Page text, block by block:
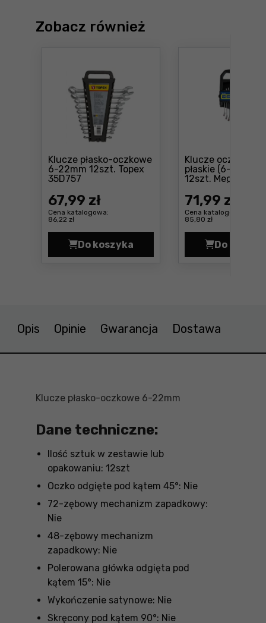
Zobacz również
Klucze płasko-oczkowe
6-22mm 12szt. Topex
35D757 Cena: 67 ,99 zł
67,99 zł
Cena katalogowa:
86,22 zł
Do koszyka
Klucze płasko-oczkowe 6-22mm
Klucze oczkowo-
płaskie (6-22mm),
12szt. Mega
71,99 zł
Cena katalogowa:
85,80 zł
Do
Opis Opinie Gwarancja Dostawa
Klucze płasko-oczkowe 6-22mm
Dane techniczne:
Ilość sztuk w zestawie lub
opakowaniu: 12szt
Oczko odgięte pod kątem 45°: Nie
72-zębowy mechanizm zapadkowy:
Nie
48-zębowy mechanizm
zapadkowy: Nie
Polerowana główka odgięta pod
kątem 15°: Nie
Wykończenie satynowe: Nie
Skręcony pod kątem 90°: Nie